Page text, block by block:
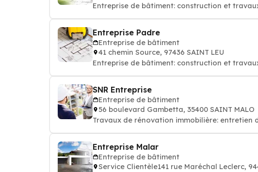
Entreprise de bâtiment: construction et
Entreprise Padre
Entreprise de bâtiment
41 chemin Source, 97436 SAINT LEU
Entreprise de bâtiment: construction et
SNR Entreprise
Entreprise de bâtiment
56 boulevard Gambetta, 35400 SAINT MALO
Travaux de rénovation immobilière: entretien
Entreprise Malar
Entreprise de bâtiment
Service Clientèle141 rue Maréchal Leclerc,